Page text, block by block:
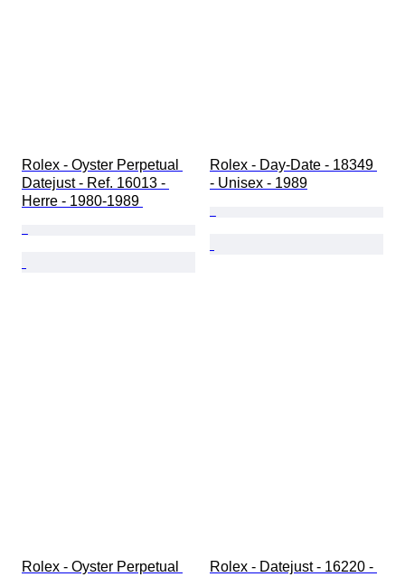
Rolex - Oyster Perpetual
Datejust - Ref. 16013 -
Herre - 1980-1989
Rolex - Day-Date - 18349
- Unisex - 1989
Rolex - Oyster Perpetual Rolex - Datejust - 16220 -